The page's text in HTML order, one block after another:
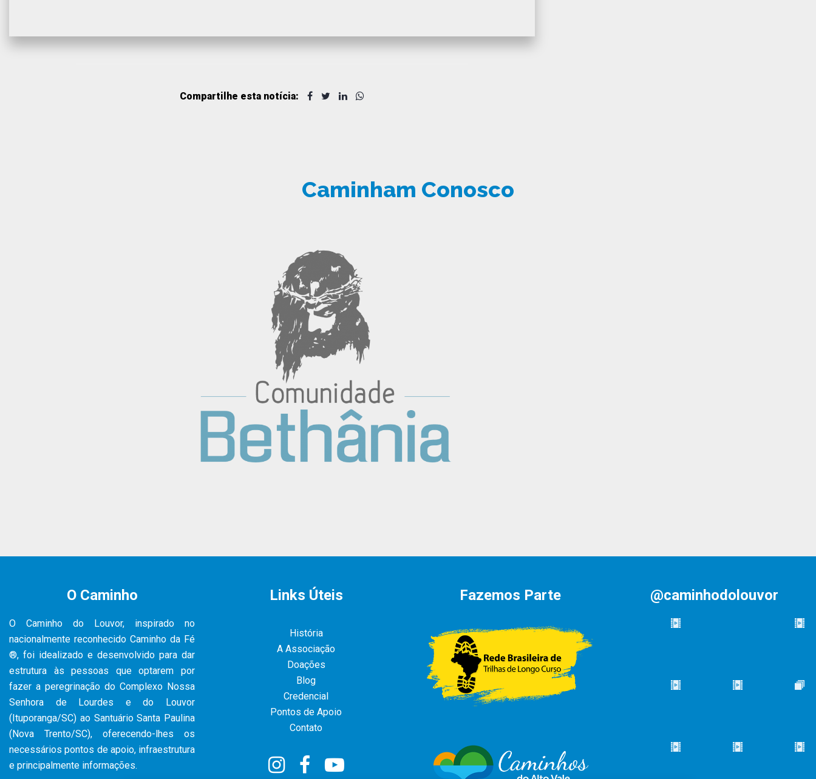
Compartilhe esta notícia:
Caminham Conosco
O Caminho
O Caminho do Louvor, inspirado no
nacionalmente reconhecido Caminho da Fé
®, foi idealizado e desenvolvido para dar
estrutura às pessoas que optarem por
fazer a peregrinação do Complexo Nossa
Senhora de Lourdes e do Louvor
(Ituporanga/SC) ao Santuário Santa Paulina
(Nova Trento/SC), oferecendo-lhes os
necessários pontos de apoio, infraestrutura
e principalmente informações.
Links Úteis
História
A Associação
Doações
Blog
Credencial
Pontos de Apoio
Contato
Fazemos Parte @caminhodolouvor